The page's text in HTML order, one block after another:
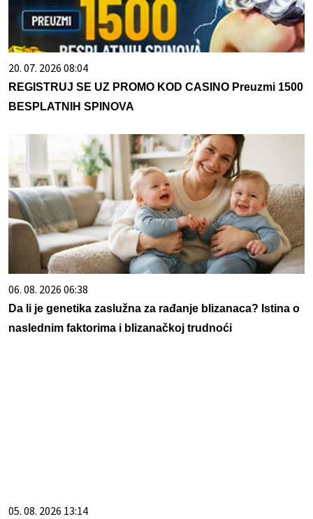
20. 07. 2026 08:04
REGISTRUJ SE UZ PROMO KOD CASINO Preuzmi 1500
BESPLATNIH SPINOVA
06. 08. 2026 06:38
Da li je genetika zaslužna za rađanje blizanaca? Istina o
naslednim faktorima i blizanačkoj trudnoći
05. 08. 2026 13:14